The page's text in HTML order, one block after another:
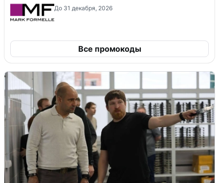
До 31 декабря, 2026
Все промокоды